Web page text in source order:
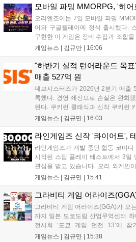
지원 보상을 제공한다. 상세 내용은
모바일 파밍 MMORPG, '히
오리엔조이는 7일 모바일 파밍
어와 구글플레이에 정식 출시했다.
구현한 이 게임은 장비 수집과 조합
무기 스킬을 활용한 전략적 전투와
혜택을 지급하며, 상세 내용은 공식
는 게임 접속 및 주요 콘텐츠 플레이
게임뉴스 | 김규만 | 16:06
"하반기 실적 턴어라운드 목
매출 527억 원
데브시스터즈가 2026년 2분기 매출
록했다. 경영 쇄신으로 손실은 완화
된다. 쿠키런 클래식과 신작 쿠키런
기는 13일 첫 업데이트를 시작으로 2
이다. 회사는 비용 효율화와 신작 흥
게임뉴스 | 김규만 | 16:03
라인게임즈 신작 '콰이어트',
라인게임즈가 개발 중인 협동 코미
시작된 스팀 플레이 테스트에서 3일
관심을 받고 있습니다. 오리 외계인
최대 4인 협동을 지원하며, 소음 관리
을 개선 중이며, 상세 정보는 스팀 페
게임뉴스 | 김규만 | 15:41
그라비티 게임 어라이즈
그라비티 게임 어라이즈(GGA)가 오
까지 일본 도쿄도립 산업무역센터
전시회 ‘도쿄 게임 던전 13’에 참
‘JALECO ARCADE COLLECTION’
게임뉴스 | 김규만 | 15:38